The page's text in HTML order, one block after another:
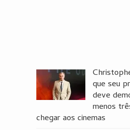
que seu
deve
menos
chegar aos cinemas